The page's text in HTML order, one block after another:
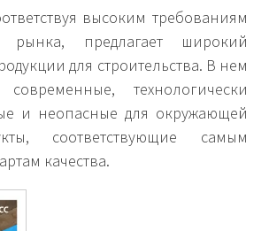
высоким требованиям
рынка, предлагает широкий
для строительства. В нем
современные, технологически
и неопасные для окружающей
соответствующие самым
качества.